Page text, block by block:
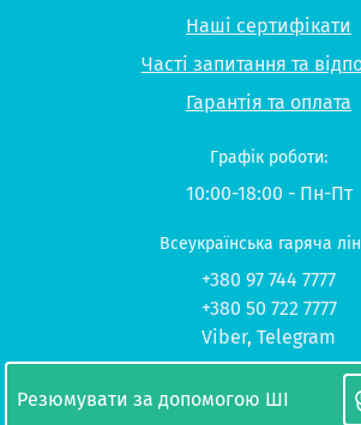
Наші сертифікати
Часті запитання та
Гарантія та оплата
© 2026 UP-STUDY «Навчання
Графік роботи:
10:00-18:00 - Пн-Пт
Всеукраїнська гаряча
+380 97 744 7777
+380 50 722 7777
Viber, Telegram
Резюмувати за допомогою ШІ